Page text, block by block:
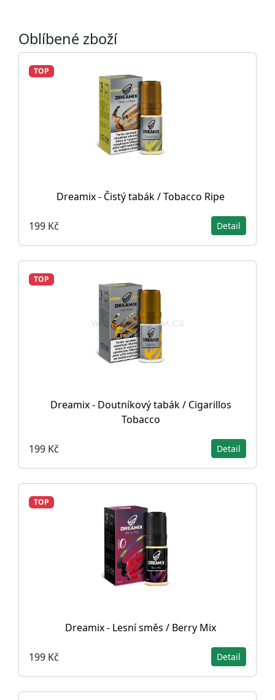
Oblíbené zboží
TOP
Dreamix - Čistý tabák / Tobacco Ripe
199 Kč Detail
TOP
Dreamix - Doutníkový tabák / Cigarillos
Tobacco
199 Kč Detail
TOP
Dreamix - Lesní směs / Berry Mix
199 Kč Detail